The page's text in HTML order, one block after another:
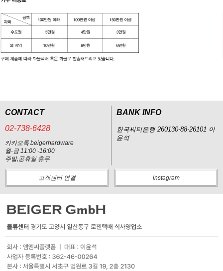
CONTACT
02-738-6428
카카오톡 beigerhardware
월-금 11:00 -16:00
주말,공휴일 휴무
BANK INFO
한국씨티은행 260130-88-26101 이
윤석
고객센터 연결 instagram